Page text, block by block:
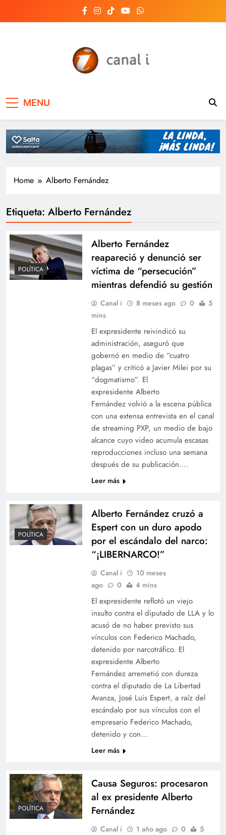
Salta, Argentina y el
mundo, las 24 horas
del día
MENU
Home Alberto Fernández
Etiqueta: Alberto Fernández
POLÍTICA
Alberto Fernández
reapareció y denunció ser
víctima de “persecución”
mientras defendió su gestión
Canal i 8 meses ago 0
5
mins
El expresidente reivindicó su
administración, aseguró que
gobernó en medio de “cuatro
plagas” y criticó a Javier Milei por su
“dogmatismo”. El
expresidente Alberto
Fernández volvió a la escena pública
con una extensa entrevista en el canal
de streaming PXP, un medio de bajo
alcance cuyo video acumula escasas
reproducciones incluso una semana
después de su publicación….
Leer más
POLÍTICA
Alberto Fernández cruzó a
Espert con un duro apodo
por el escándalo del narco:
“¡LIBERNARCO!”
Canal i
10 meses
ago
0 4 mins
El expresidente reflotó un viejo
insulto contra el diputado de LLA y lo
acusó de no haber previsto sus
vínculos con Federico Machado,
detenido por narcotráfico. El
expresidente Alberto
Fernández arremetió con dureza
contra el diputado de La Libertad
Avanza, José Luis Espert, a raíz del
escándalo por sus vínculos con el
empresario Federico Machado,
detenido y con…
Leer más
POLÍTICA
Causa Seguros: procesaron
al ex presidente Alberto
Fernández
Canal i 1 año ago 0
5